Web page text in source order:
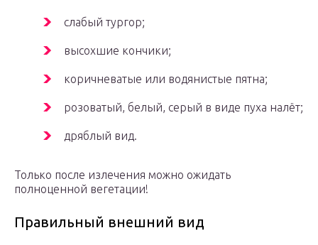
слабый тургор;
высохшие кончики;
коричневатые или водянистые пятна;
розоватый, белый, серый в виде пуха налёт;
дряблый вид.
Только после излечения можно ожидать
полноценной вегетации!
Правильный внешний вид